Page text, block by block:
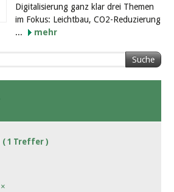
Digitalisierung ganz klar drei Themen
im Fokus: Leichtbau, CO2-Reduzierung
...
mehr
Suche
( 1 Treffer )
×